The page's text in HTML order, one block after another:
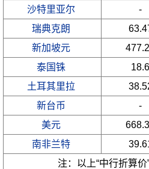
沙特里亚尔
-
瑞典克朗
新加坡元
泰国铢
18.6
土耳其里拉
新台币
-
美元
南非兰特
注：以上“中行折算